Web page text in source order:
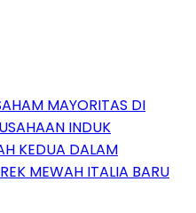
MAYORITAS DI
INDUK
KEDUA DALAM
MEWAH ITALIA BARU